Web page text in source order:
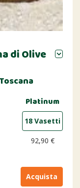
di Olive
Platinum
18 Vasetti
92,90 €
Acquista